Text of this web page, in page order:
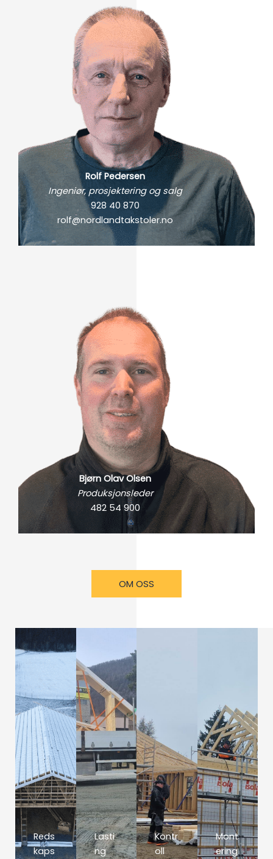
Rolf Pedersen
Ingeniør, prosjektering og salg
928 40 870
rolf@nordlandtakstoler.no
Bjørn Olav Olsen
Produksjonsleder
482 54 900
OM OSS
Reds
kaps
Lasti
ng
Kontr
oll
Mont
ering